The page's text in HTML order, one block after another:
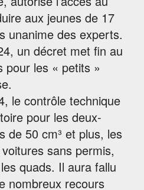
aux jeunes de 17
unanime des experts.
un décret met fin au
pour les « petits »
le contrôle technique
pour les deux-
de 50 cm³ et plus, les
sans permis,
quads. Il aura fallu
nombreux recours